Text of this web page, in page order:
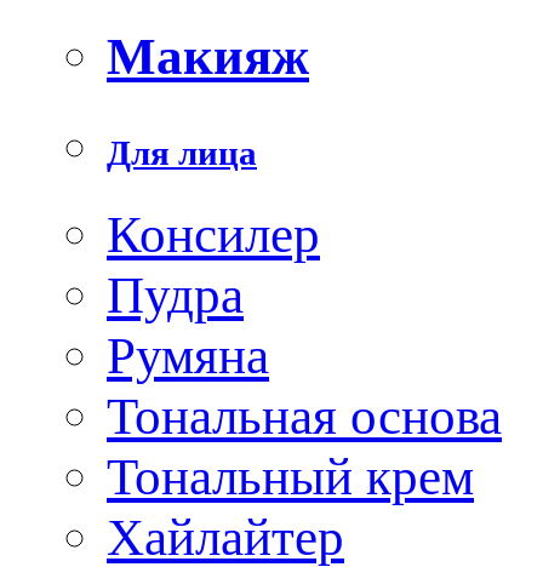
Макияж
Для лица
Консилер
Пудра
Румяна
Тональная основа
Тональный крем
Хайлайтер